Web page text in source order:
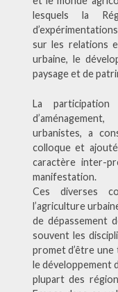
lesquels la
sur les relations
urbaine, le
paysage et de
La
urbanistes, a
colloque et
caractère inter-
manifestation.
Ces diverses
l’agriculture
de dépassement
souvent les
promet d’être une
le développement
plupart des